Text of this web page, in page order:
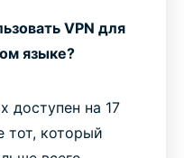
VPN для
языке?
доступен на 17
тот, который